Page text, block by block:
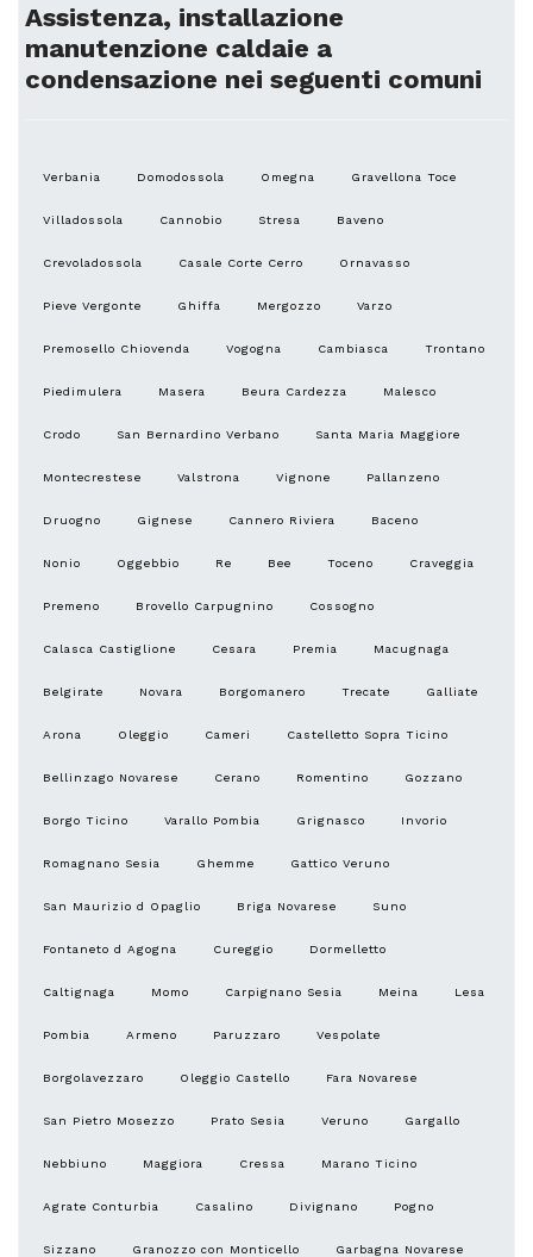
Assistenza, installazione
manutenzione caldaie a
condensazione nei seguenti comuni
Verbania Domodossola Omegna Gravellona Toce
Villadossola Cannobio Stresa Baveno
Crevoladossola Casale Corte Cerro Ornavasso
Pieve Vergonte Ghiffa Mergozzo Varzo
Premosello Chiovenda Vogogna Cambiasca Trontano
Piedimulera Masera Beura Cardezza Malesco
Crodo San Bernardino Verbano Santa Maria Maggiore
Montecrestese Valstrona Vignone Pallanzeno
Druogno Gignese Cannero Riviera Baceno
Nonio Oggebbio Re Bee Toceno Craveggia
Premeno Brovello Carpugnino Cossogno
Calasca Castiglione Cesara Premia Macugnaga
Belgirate Novara Borgomanero Trecate Galliate
Arona Oleggio Cameri Castelletto Sopra Ticino
Bellinzago Novarese Cerano Romentino Gozzano
Borgo Ticino Varallo Pombia Grignasco Invorio
Romagnano Sesia Ghemme Gattico Veruno
San Maurizio d Opaglio Briga Novarese Suno
Fontaneto d Agogna Cureggio Dormelletto
Caltignaga Momo Carpignano Sesia Meina Lesa
Pombia Armeno Paruzzaro Vespolate
Borgolavezzaro Oleggio Castello Fara Novarese
San Pietro Mosezzo Prato Sesia Veruno Gargallo
Nebbiuno Maggiora Cressa Marano Ticino
Agrate Conturbia Casalino Divignano Pogno
Sizzano Granozzo con Monticello Garbagna Novarese